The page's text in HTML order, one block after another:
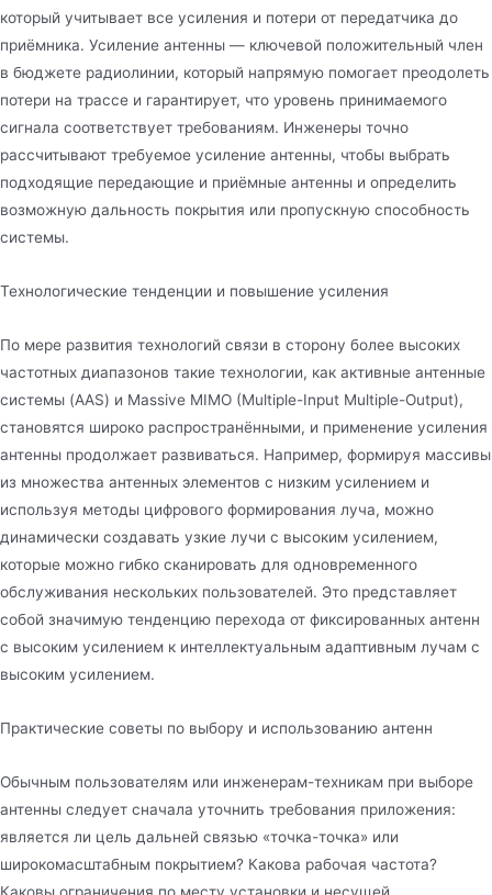
который учитывает все усиления и потери от передатчика до
приёмника. Усиление антенны — ключевой положительный член
в бюджете радиолинии, который напрямую помогает преодолеть
потери на трассе и гарантирует, что уровень принимаемого
сигнала соответствует требованиям. Инженеры точно
рассчитывают требуемое усиление антенны, чтобы выбрать
подходящие передающие и приёмные антенны и определить
возможную дальность покрытия или пропускную способность
системы.
Технологические тенденции и повышение усиления
По мере развития технологий связи в сторону более высоких
частотных диапазонов такие технологии, как активные антенные
системы (AAS) и Massive MIMO (Multiple-Input Multiple-Output),
становятся широко распространёнными, и применение усиления
антенны продолжает развиваться. Например, формируя массивы
из множества антенных элементов с низким усилением и
используя методы цифрового формирования луча, можно
динамически создавать узкие лучи с высоким усилением,
которые можно гибко сканировать для одновременного
обслуживания нескольких пользователей. Это представляет
собой значимую тенденцию перехода от фиксированных антенн
с высоким усилением к интеллектуальным адаптивным лучам с
высоким усилением.
Практические советы по выбору и использованию антенн
Обычным пользователям или инженерам-техникам при выборе
антенны следует сначала уточнить требования приложения:
является ли цель дальней связью «точка-точка» или
широкомасштабным покрытием? Какова рабочая частота?
Каковы ограничения по месту установки и несущей